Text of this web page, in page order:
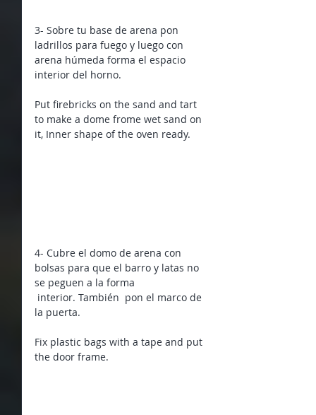
3- Sobre tu base de arena pon
ladrillos para fuego y luego con
arena húmeda forma el espacio
interior del horno.
Put firebricks on the sand and tart
to make a dome frome wet sand on
it, Inner shape of the oven ready.
4- Cubre el domo de arena con
bolsas para que el barro y latas no
se peguen a la forma
la puerta.
Fix plastic bags with a tape and put
the door frame.